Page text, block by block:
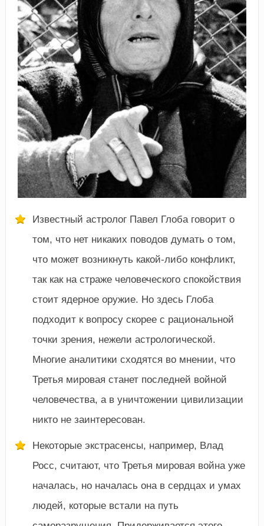
Известный астролог Павел Глоба говорит о
том, что нет никаких поводов думать о том,
что может возникнуть какой-либо конфликт,
так как на страже человеческого спокойствия
стоит ядерное оружие. Но здесь Глоба
подходит к вопросу скорее с рациональной
точки зрения, нежели астрологической.
Многие аналитики сходятся во мнении, что
Третья мировая станет последней войной
человечества, а в уничтожении цивилизации
никто не заинтересован.
Некоторые экстрасенсы, например, Влад
Росс, считают, что Третья мировая война уже
началась, но началась она в сердцах и умах
людей, которые встали на путь